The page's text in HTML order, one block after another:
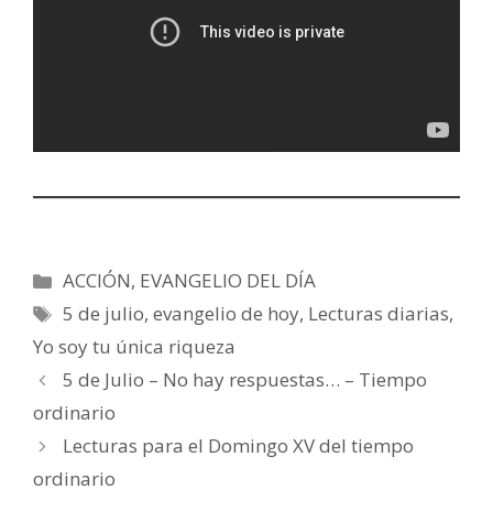
Categorías
ACCIÓN, EVANGELIO DEL DÍA
Etiquetas
5 de julio,evangelio de hoy, Lecturas diarias,
Yo soy tu única riqueza
5 de Julio – No hay respuestas… – Tiempo
ordinario
Lecturas para el Domingo XV del tiempo
ordinario